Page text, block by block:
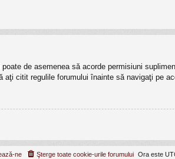
de asemenea să acorde permisiuni
citit regulile forumului înainte să navigaţi pe
Ora este
Şterge toate cookie-urile forumului
ne